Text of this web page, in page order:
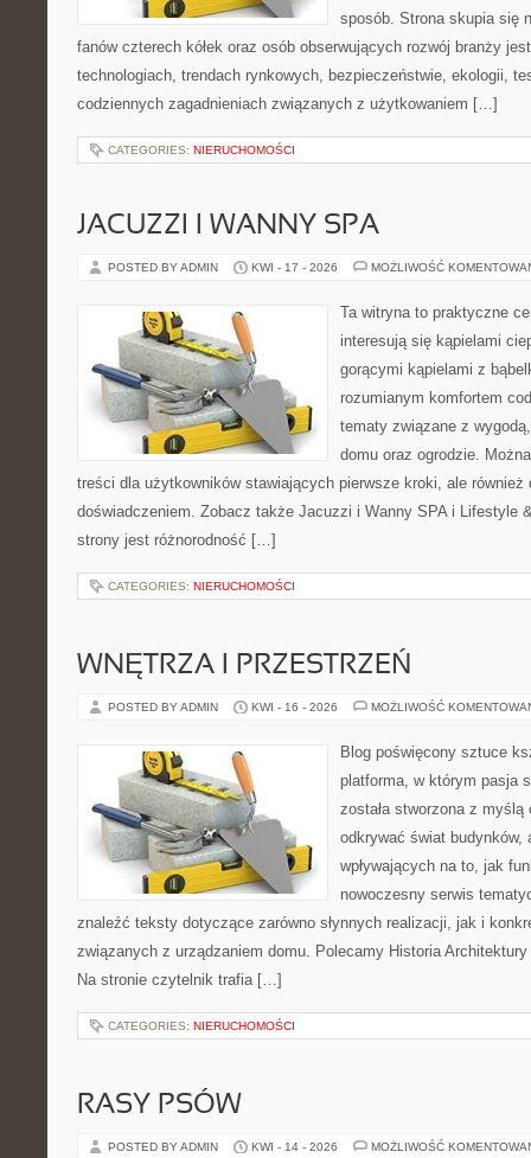
sposób. Strona skupia się
fanów czterech kółek oraz osób obserwujących rozwój branży
technologiach, trendach rynkowych, bezpieczeństwie, ekologii,
codziennych zagadnieniach związanych z użytkowaniem […]
CATEGORIES: NIERUCHOMOŚCI
JACUZZI I WANNY SPA
POSTED BY ADMIN KWI - 17 - 2026 MOŻLIWOŚĆ
Ta witryna to praktyczne
interesują się kąpielami
gorącymi kąpielami z
rozumianym komfortem
tematy związane z
domu oraz ogrodzie.
treści dla użytkowników stawiających pierwsze kroki, ale
doświadczeniem. Zobacz także Jacuzzi i Wanny SPA i Lifestyle
strony jest różnorodność […]
CATEGORIES: NIERUCHOMOŚCI
WNĘTRZA I PRZESTRZEŃ
POSTED BY ADMIN KWI - 16 - 2026 MOŻLIWOŚĆ
Blog poświęcony sztuce
platforma, w którym pasja
została stworzona z
odkrywać świat
wpływających na to, jak
nowoczesny serwis
znaleźć teksty dotyczące zarówno słynnych realizacji, jak i
związanych z urządzaniem domu. Polecamy Historia
Na stronie czytelnik trafia […]
CATEGORIES: NIERUCHOMOŚCI
RASY PSÓW
POSTED BY ADMIN KWI - 14 - 2026 MOŻLIWOŚĆ